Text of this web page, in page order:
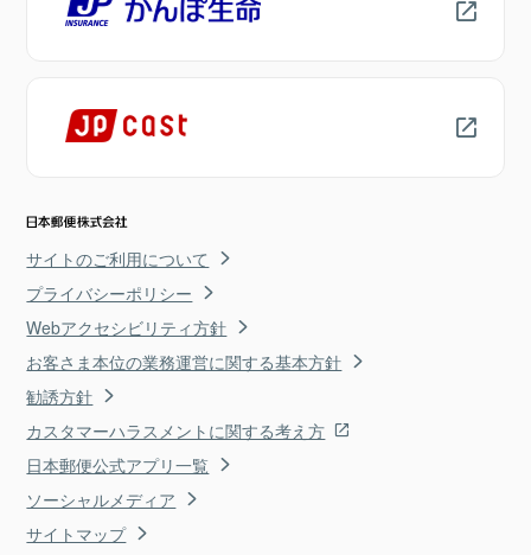
サイトのご利用について
プライバシーポリシー
Webアクセシビリティ方針
お客さま本位の業務運営に関する基本方針
勧誘方針
カスタマーハラスメントに関する考え方
日本郵便公式アプリ一覧
ソーシャルメディア
サイトマップ